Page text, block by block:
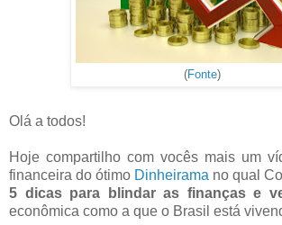
(Fonte)
Olá a todos!
Hoje compartilho com vocês mais um
financeira do ótimo Dinheirama no qual
5 dicas para blindar as finanças e
econômica como a que o Brasil está